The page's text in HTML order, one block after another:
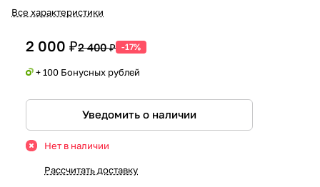
Все характеристики
2 000 ₽2 400 ₽ -17%
+ 100 Бонусных рублей
Уведомить о наличии
Нет в наличии
Рассчитать доставку